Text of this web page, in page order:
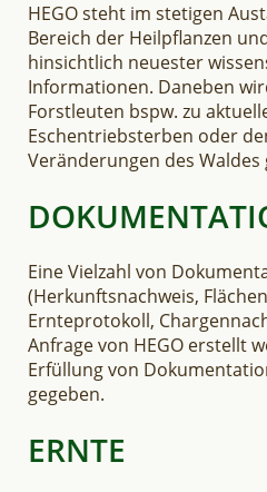
HEGO steht im stetigen
Bereich der Heilpflanzen
hinsichtlich neuester
Informationen. Daneben
Forstleuten bspw. zu
Eschentriebsterben oder
Veränderungen des Waldes
Eine Vielzahl von
(Herkunftsnachweis,
Ernteprotokoll,
Anfrage von HEGO erstellt
Erfüllung von
gegeben.
ERNTE